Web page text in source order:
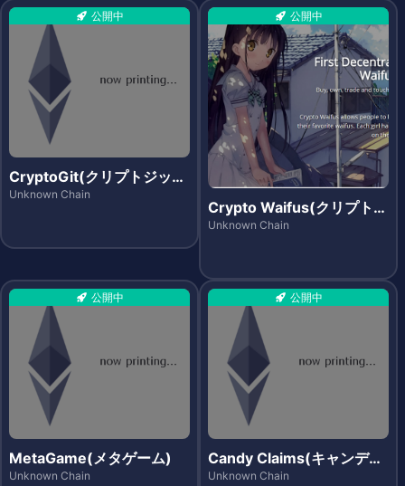
公開中
CryptoGit(クリプトジッ
ト)
Unknown Chain
公開中
Crypto Waifus(クリプトワ
イフス)
Unknown Chain
公開中
MetaGame(メタゲーム)
Unknown Chain
公開中
Candy Claims(キャンディ
クレイムズ)
Unknown Chain